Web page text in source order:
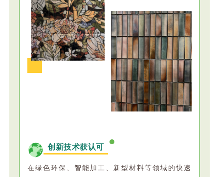
创新技术获认可
在绿色环保、智能加工、新型材料等领域的快速